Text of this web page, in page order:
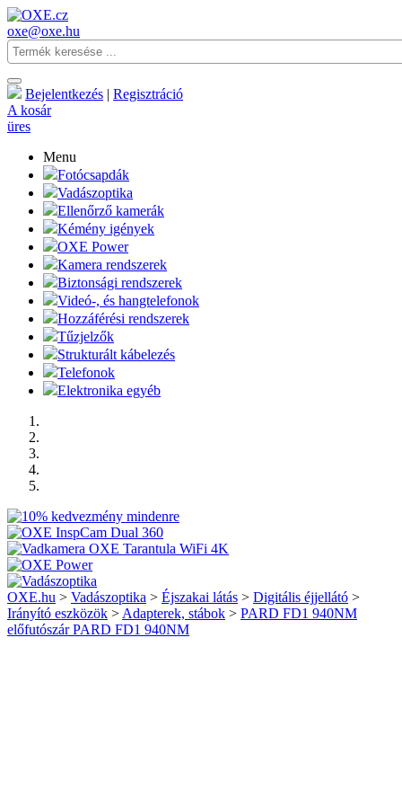
oxe@oxe.hu
Bejelentkezés | Regisztráció
A kosár
üres
Menu
Fotócsapdák
Vadászoptika
Ellenőrző kamerák
Kémény igények
OXE Power
Kamera rendszerek
Biztonsági rendszerek
Videó-, és hangtelefonok
Hozzáférési rendszerek
Tűzjelzők
Strukturált kábelezés
Telefonok
Elektronika egyéb
OXE.hu > Vadászoptika > Éjszakai látás > Digitális éjjellátó >
Irányító eszközök > Adapterek, stábok > PARD FD1 940NM
előfutószár PARD FD1 940NM